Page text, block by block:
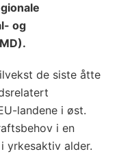
og
de siste åtte
landene i øst.
i en
yrkesaktiv alder.